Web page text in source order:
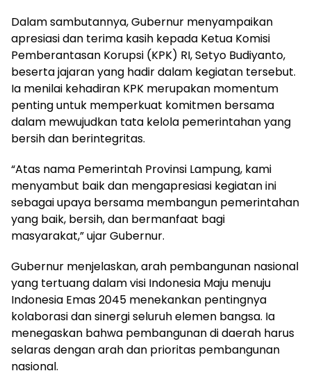
Dalam sambutannya, Gubernur menyampaikan
apresiasi dan terima kasih kepada Ketua Komisi
Pemberantasan Korupsi (KPK) RI, Setyo Budiyanto,
beserta jajaran yang hadir dalam kegiatan tersebut.
Ia menilai kehadiran KPK merupakan momentum
penting untuk memperkuat komitmen bersama
dalam mewujudkan tata kelola pemerintahan yang
bersih dan berintegritas.
“Atas nama Pemerintah Provinsi Lampung, kami
menyambut baik dan mengapresiasi kegiatan ini
sebagai upaya bersama membangun pemerintahan
yang baik, bersih, dan bermanfaat bagi
masyarakat,” ujar Gubernur.
Gubernur menjelaskan, arah pembangunan nasional
yang tertuang dalam visi Indonesia Maju menuju
Indonesia Emas 2045 menekankan pentingnya
kolaborasi dan sinergi seluruh elemen bangsa. Ia
menegaskan bahwa pembangunan di daerah harus
selaras dengan arah dan prioritas pembangunan
nasional.